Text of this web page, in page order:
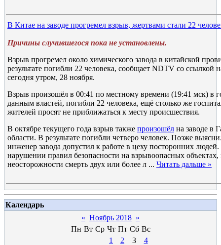
В Китае на заводе прогремел взрыв, жертвами стали 22
Причины случившегося пока не установлены.
Взрыв прогремел около химического завода в китайской
результате погибли 22 человека, сообщает NDTV со ссылкой
сегодня утром, 28 ноября.
Взрыв произошёл в 00:41 по местному времени (19:41 мск) в
данным властей, погибли 22 человека, ещё столько же
жителей просят не приближаться к месту происшествия.
В октябре текущего года взрыв также произошёл на заводе в
области. В результате погибли четверо человек. Позже
инженер завода допустил к работе в цеху посторонних
нарушении правил безопасности на взрывоопасных
неосторожности смерть двух или более л ... Читать дальше »
Календарь
« Ноябрь 2018 »
Пн Вт Ср Чт Пт Сб Вс
1
2 3
4